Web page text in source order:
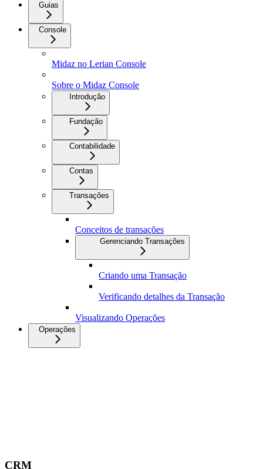
Guias
Console
Midaz no Lerian Console
Sobre o Midaz Console
Introdução
Fundação
Contabilidade
Contas
Transações
Conceitos de transações
Gerenciando Transações
Criando uma Transação
Verificando detalhes da Transação
Visualizando Operações
Operações
CRM